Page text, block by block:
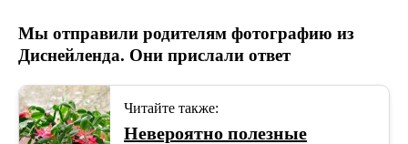
Мы отправили родителям фотографию из
Диснейленда. Они прислали ответ
Читайте также:
Невероятно полезные